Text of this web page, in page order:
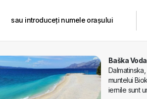
Baška Voda
muntelui
iernile sunt